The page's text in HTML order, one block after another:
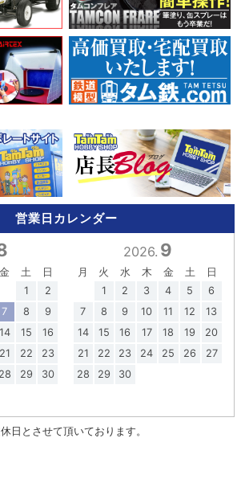
営業日カレンダー
金 土
日
1
2
7 8
9
14 15
16
21 22
23
28 29
30
2026. 9
月 火 水 木 金 土
日
1
2 3 4 5
6
7
8 9 10 11 12
13
14
15 16 17 18 19
20
21
22 23 24 25 26
27
28
29 30
日とさせて頂いております。